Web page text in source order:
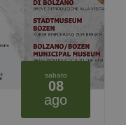
sabato
08
ago